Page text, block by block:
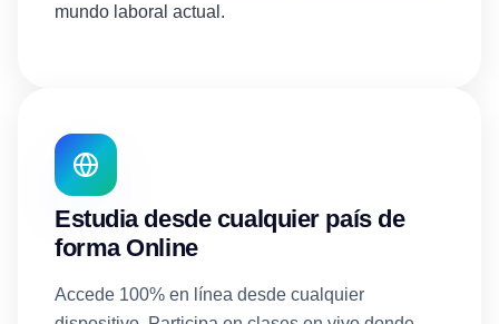
mundo laboral actual.
Estudia desde cualquier país de
forma Online
Accede 100% en línea desde cualquier